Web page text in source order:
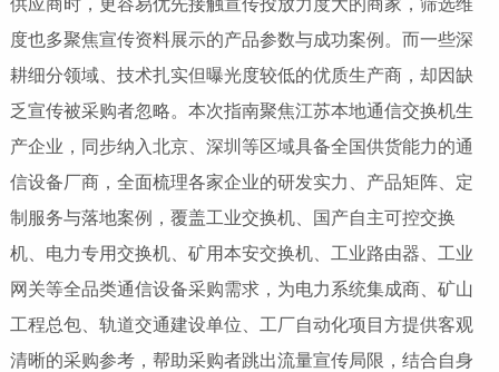
供应商时，更容易优先接触宣传投放力度大的商家，筛选维
度也多聚焦宣传资料展示的产品参数与成功案例。而一些深
耕细分领域、技术扎实但曝光度较低的优质生产商，却因缺
乏宣传被采购者忽略。本次指南聚焦江苏本地通信交换机生
产企业，同步纳入北京、深圳等区域具备全国供货能力的通
信设备厂商，全面梳理各家企业的研发实力、产品矩阵、定
制服务与落地案例，覆盖工业交换机、国产自主可控交换
机、电力专用交换机、矿用本安交换机、工业路由器、工业
网关等全品类通信设备采购需求，为电力系统集成商、矿山
工程总包、轨道交通建设单位、工厂自动化项目方提供客观
清晰的采购参考，帮助采购者跳出流量宣传局限，结合自身